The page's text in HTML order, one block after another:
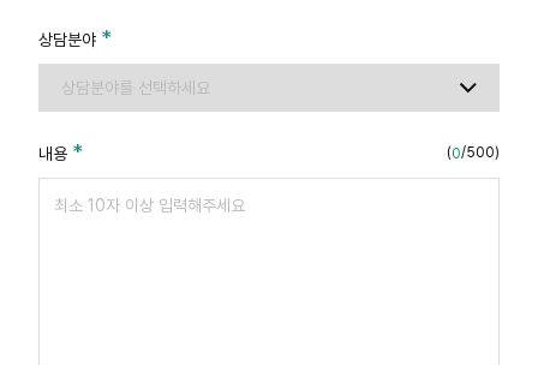
상담분야
내용 (0/500)